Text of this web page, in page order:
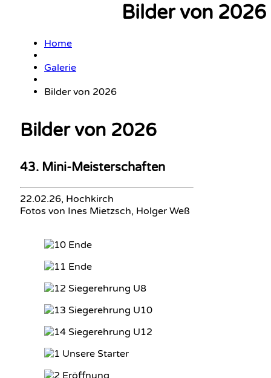
Bilder von 2026
Home
Galerie
Bilder von 2026
Bilder von 2026
43. Mini-Meisterschaften
22.02.26, Hochkirch
Fotos von Ines Mietzsch, Holger Weß